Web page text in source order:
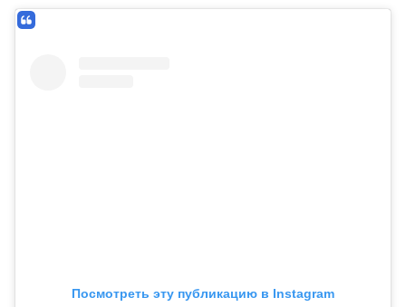
Посмотреть эту публикацию в Instagram